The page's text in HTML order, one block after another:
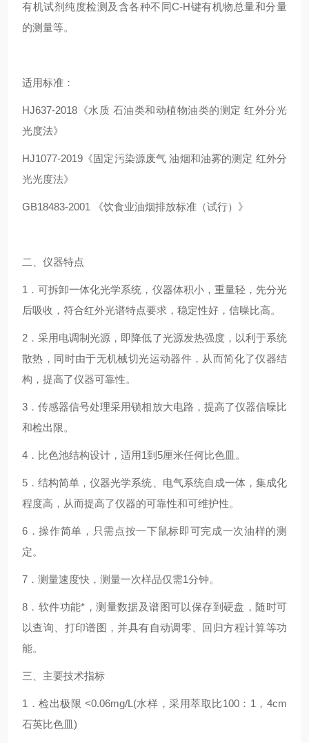
有机试剂纯度检测及含各种不同C-H键有机物总量和分量
的测量等。
适用标准：
HJ637-2018《水质 石油类和动植物油类的测定 红外分光
光度法》
HJ1077-2019《固定污染源废气 油烟和油雾的测定 红外分
光光度法》
GB18483-2001 《饮食业油烟排放标准（试行）》
二、仪器特点
1．可拆卸一体化光学系统，仪器体积小，重量轻，先分光
后吸收，符合红外光谱特点要求，稳定性好，信噪比高。
2．采用电调制光源，即降低了光源发热强度，以利于系统
散热，同时由于无机械切光运动器件，从而简化了仪器结
构，提高了仪器可靠性。
3．传感器信号处理采用锁相放大电路，提高了仪器信噪比
和检出限。
4．比色池结构设计，适用1到5厘米任何比色皿。
5．结构简单，仪器光学系统、电气系统自成一体，集成化
程度高，从而提高了仪器的可靠性和可维护性。
6．操作简单，只需点按一下鼠标即可完成一次油样的测
定。
7．测量速度快，测量一次样品仅需1分钟。
8．软件功能*，测量数据及谱图可以保存到硬盘，随时可
以查询、打印谱图，并具有自动调零、回归方程计算等功
能。
三、主要技术指标
1．检出极限 <0.06mg/L(水样，采用萃取比100：1，4cm
石英比色皿)